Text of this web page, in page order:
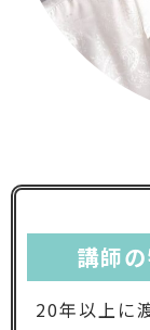
講師
20年以上に